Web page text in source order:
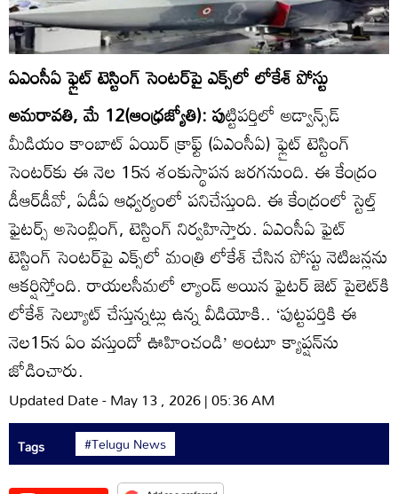
ఏఎంసీఏ ఫ్లైట్‌ టెస్టింగ్‌ సెంటర్‌పై ఎక్స్‌లో లోకేశ్‌ పోస్టు
అమరావతి, మే 12(ఆంధ్రజ్యోతి): పుట్టిపర్తిలో అడ్వాన్స్‌డ్‌
మీడియం కాంబాట్‌ ఏయిర్‌ క్రాఫ్ట్‌ (ఏఎంసీఏ) ఫ్లైట్‌ టెస్టింగ్‌
సెంటర్‌కు ఈ నెల 15న శంకుస్థాపన జరగనుంది. ఈ కేంద్రం
డీఆర్‌డీవో, ఏడీఏ ఆధ్వర్యంలో పనిచేస్తుంది. ఈ కేంద్రంలో స్టెల్త్‌
ఫైటర్స్‌ అసెంబ్లింగ్‌, టెస్టింగ్‌ నిర్వహిస్తారు. ఏఎంసీఏ ఫైట్‌
టెస్టింగ్‌ సెంటర్‌పై ఎక్స్‌లో మంత్రి లోకేశ్‌ చేసిన పోస్టు నెటిజన్లను
ఆకర్షిస్తోంది. రాయలసీమలో ల్యాండ్‌ అయిన ఫైటర్‌ జెట్‌ పైలెట్‌కి
లోకేశ్‌ సెల్యూట్‌ చేస్తున్నట్లు ఉన్న వీడియోకి.. ‘పుట్టపర్తికి ఈ
నెల15న ఏం వస్తుందో ఊహించండి’ అంటూ క్యాప్షన్‌ను
జోడించారు.
Updated Date - May 13 , 2026 | 05:36 AM
Tags #Telugu News